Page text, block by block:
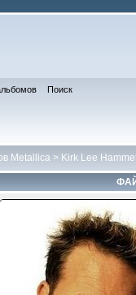
Поиск
Metallica > Kirk Lee